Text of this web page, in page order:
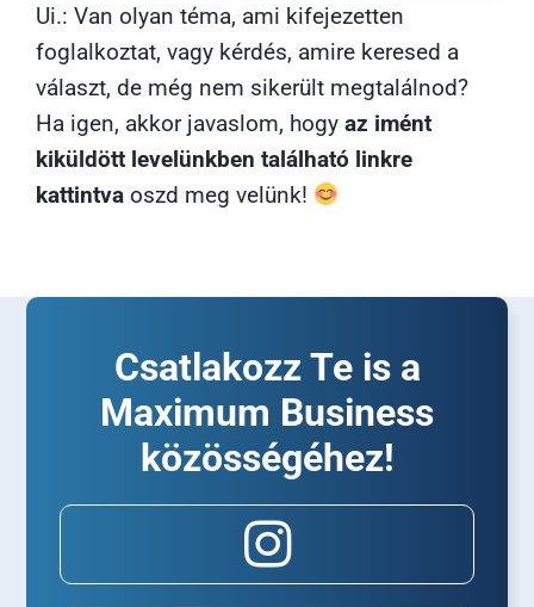
Ui.: Van olyan téma, ami kifejezetten
foglalkoztat, vagy kérdés, amire keresed a
választ, de még nem sikerült megtalálnod?
Ha igen, akkor javaslom, hogy az imént
kiküldött levelünkben található linkre
kattintvaoszd meg velünk!
Csatlakozz Te is a
Maximum Business
közösségéhez!